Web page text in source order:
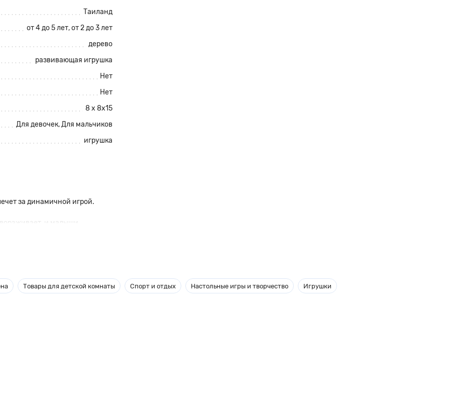
Таиланд
от 4 до 5 лет, от 2 до 3 лет
дерево
развивающая игрушка
Нет
Нет
8 х 8х15
Для девочек, Для мальчиков
игрушка
за динамичной игрой.
и малыши
танец. Когда движение
накрутить на ручке, и
Товары для детской комнаты Спорт и отдых Настольные игры и творчество Игрушки